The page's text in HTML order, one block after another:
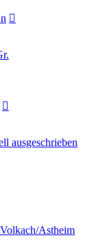
ausgeschrieben
Astheim